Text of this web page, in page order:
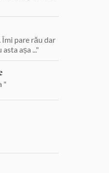
Îmi pare rău dar
așa ..."
"